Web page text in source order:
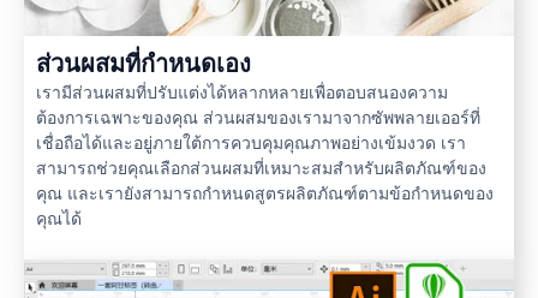
ส่วนผสมที่กำหนดเอง
เรามีส่วนผสมที่ปรับแต่งได้หลากหลายเพื่อตอบสนองความ
ต้องการเฉพาะของคุณ ส่วนผสมของเรามาจากซัพพลายเออร์ที่
เชื่อถือได้และอยู่ภายใต้การควบคุมคุณภาพอย่างเข้มงวด เรา
สามารถช่วยคุณเลือกส่วนผสมที่เหมาะสมสำหรับผลิตภัณฑ์ของ
คุณ และเรายังสามารถกำหนดสูตรผลิตภัณฑ์ตามข้อกำหนดของ
คุณได้